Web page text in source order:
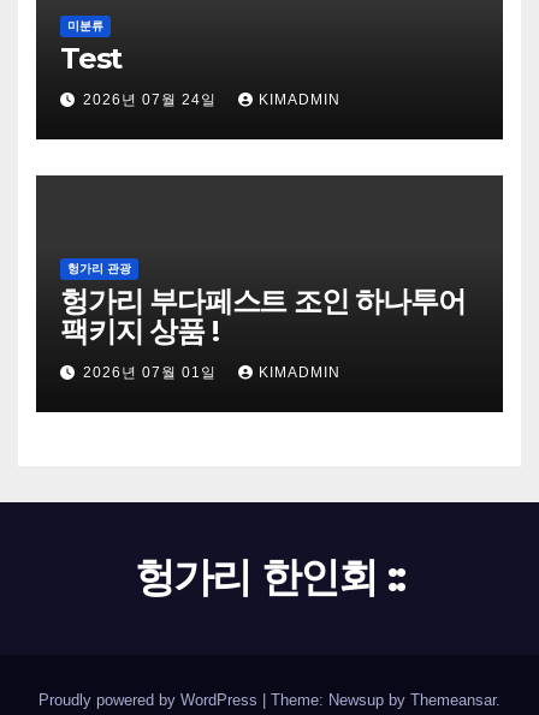
미분류
Test
2026년 07월 24일 KIMADMIN
헝가리 관광
헝가리 부다페스트 조인 하나투어
팩키지 상품 !
2026년 07월 01일 KIMADMIN
헝가리 한인회 ::
Proudly powered by WordPress Theme: Newsup by Themeansar.